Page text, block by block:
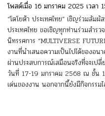
โพสต์เมื่อ 16 มกราคม 2025 เวลา
“โตโยต้า ประเทศไทย” เชิญร่วมสัม
ประเทศไทย ขอเชิญทุกท่านร่วมสำร
นิทรรศการ “MULTIVERSE
งานที่นำเสนอความเป็นไปได้ของอน
ผ่านประสบการณ์เสมือนจริงที่จะเป
วันที่ 17-19 มกราคม 2568 ณ ชั้น
เด่นของงาน นอกจากนี้ยังมีกิจกรร